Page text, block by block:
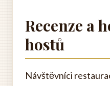
Recenze a
hostů
Návštěvníci